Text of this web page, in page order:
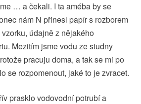
… a čekali. I ta améba by se
nám N přinesl papír s rozborem
údajně z nějakého
Mezitím jsme vodu ze studny
pracuju doma, a tak se mi po
se rozpomenout, jaké to je zvracet.
prasklo vodovodní potrubí a